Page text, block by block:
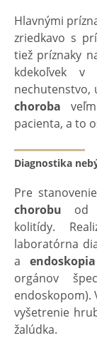
Hlavnými
zriedkavo s
tiež príznaky
kdekoľvek v
nechutenstvo,
choroba
pacienta, a to
Diagnostika
Pre
chorobu od
kolitídy.
laboratórna
a endoskopia
orgánov
endoskopom).
vyšetrenie
žalúdka.